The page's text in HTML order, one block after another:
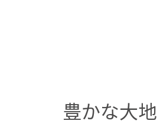
豊かな大